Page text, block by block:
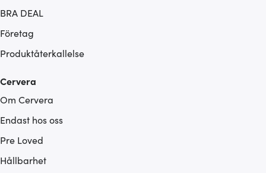
BRA DEAL
Företag
Produktåterkallelse
Cervera
Om Cervera
Endast hos oss
Pre Loved
Hållbarhet